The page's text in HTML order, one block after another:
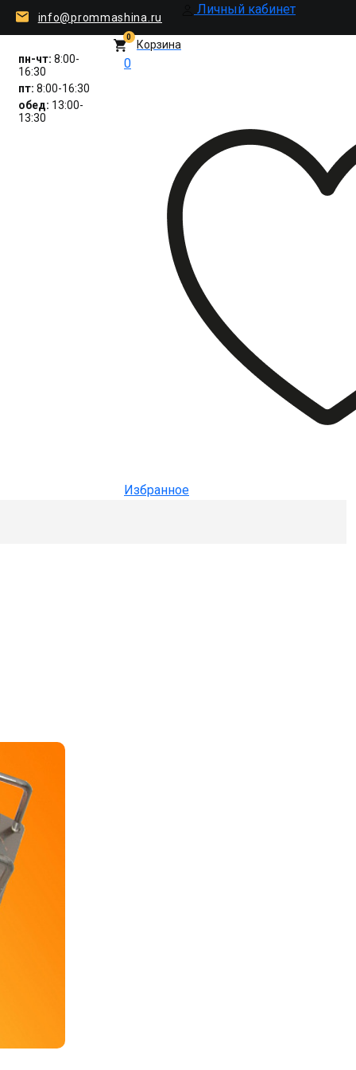
info@prommashina.ru
Личный кабинет
пн-чт: 8:00-
16:30
пт: 8:00-16:30
обед: 13:00-
13:30
0
Корзина
0
Избранное